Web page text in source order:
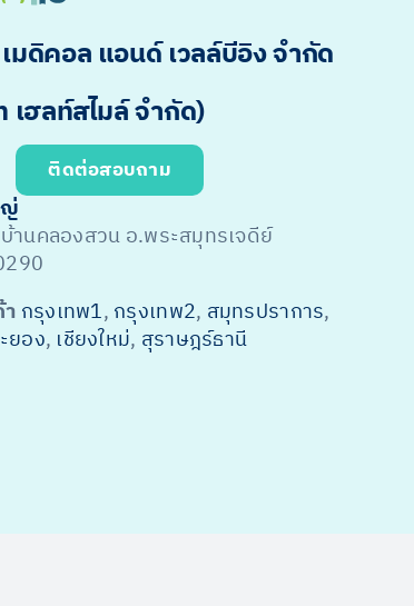
ดิคอล แอนด์ เวลล์บีอิง จำกัด
เฮลท์สไมล์ จำกัด)
ติดต่อสอบถาม
านคลองสวน อ.พระสมุทรเจดีย์
กรุงเทพ1, กรุงเทพ2, สมุทรปราการ,
ยอง, เชียงใหม่, สุราษฎร์ธานี